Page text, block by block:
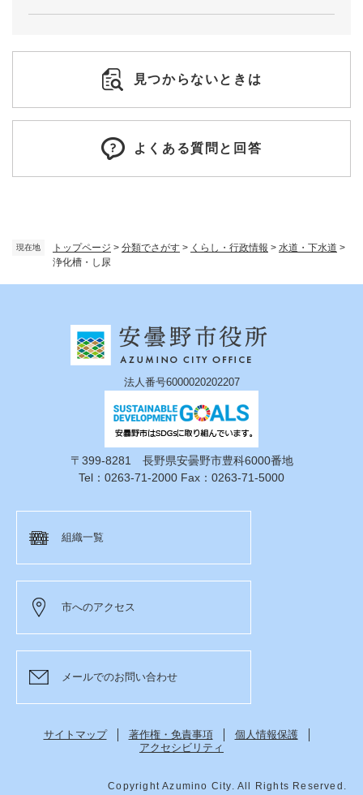
現在地 トップページ > 分類でさがす > くらし・行政情報 > 水道・下水道 >
浄化槽・し尿
見つからないときは
よくある質問と回答
法人番号6000020202207
〒399-8281 長野県安曇野市豊科6000番地
Tel：0263-71-2000 Fax：0263-71-5000
組織一覧
市へのアクセス
メールでのお問い合わせ
サイトマップ 著作権・免責事項
個人情報保護
アクセシビリティ
Copyright Azumino City. All Rights Reserved.